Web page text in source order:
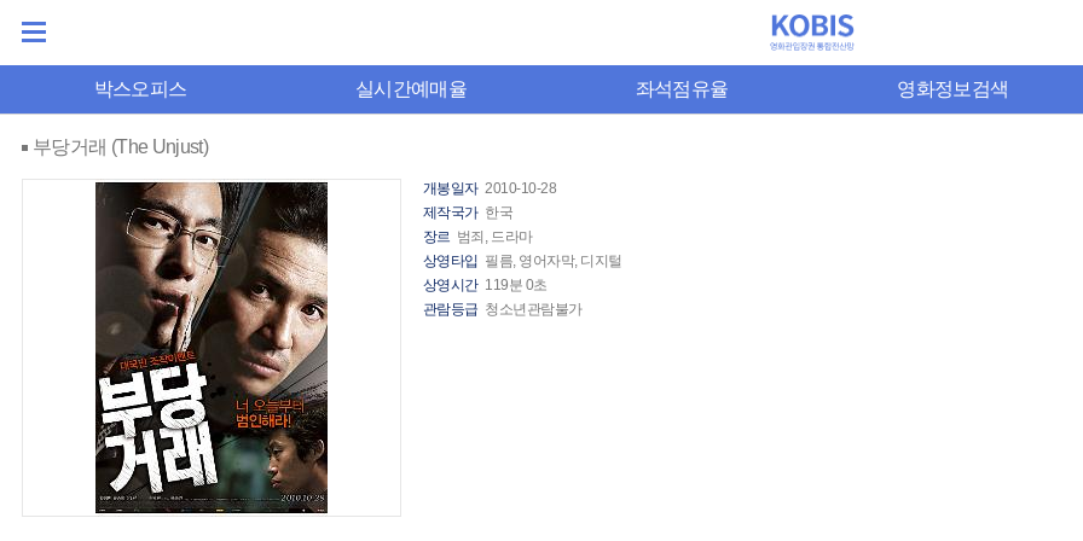
박스오피스 실시간예매율 좌석점유율 영화정보검색
부당거래 (The Unjust)
개봉일자 2010-10-28
제작국가 한국
장르 범죄, 드라마
상영타입 필름, 영어자막, 디지털
상영시간 119분 0초
관람등급 청소년관람불가